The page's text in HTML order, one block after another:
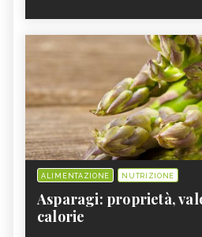
ALIMENTAZIONE NUTRIZIONE
Asparagi: proprietà,
calorie